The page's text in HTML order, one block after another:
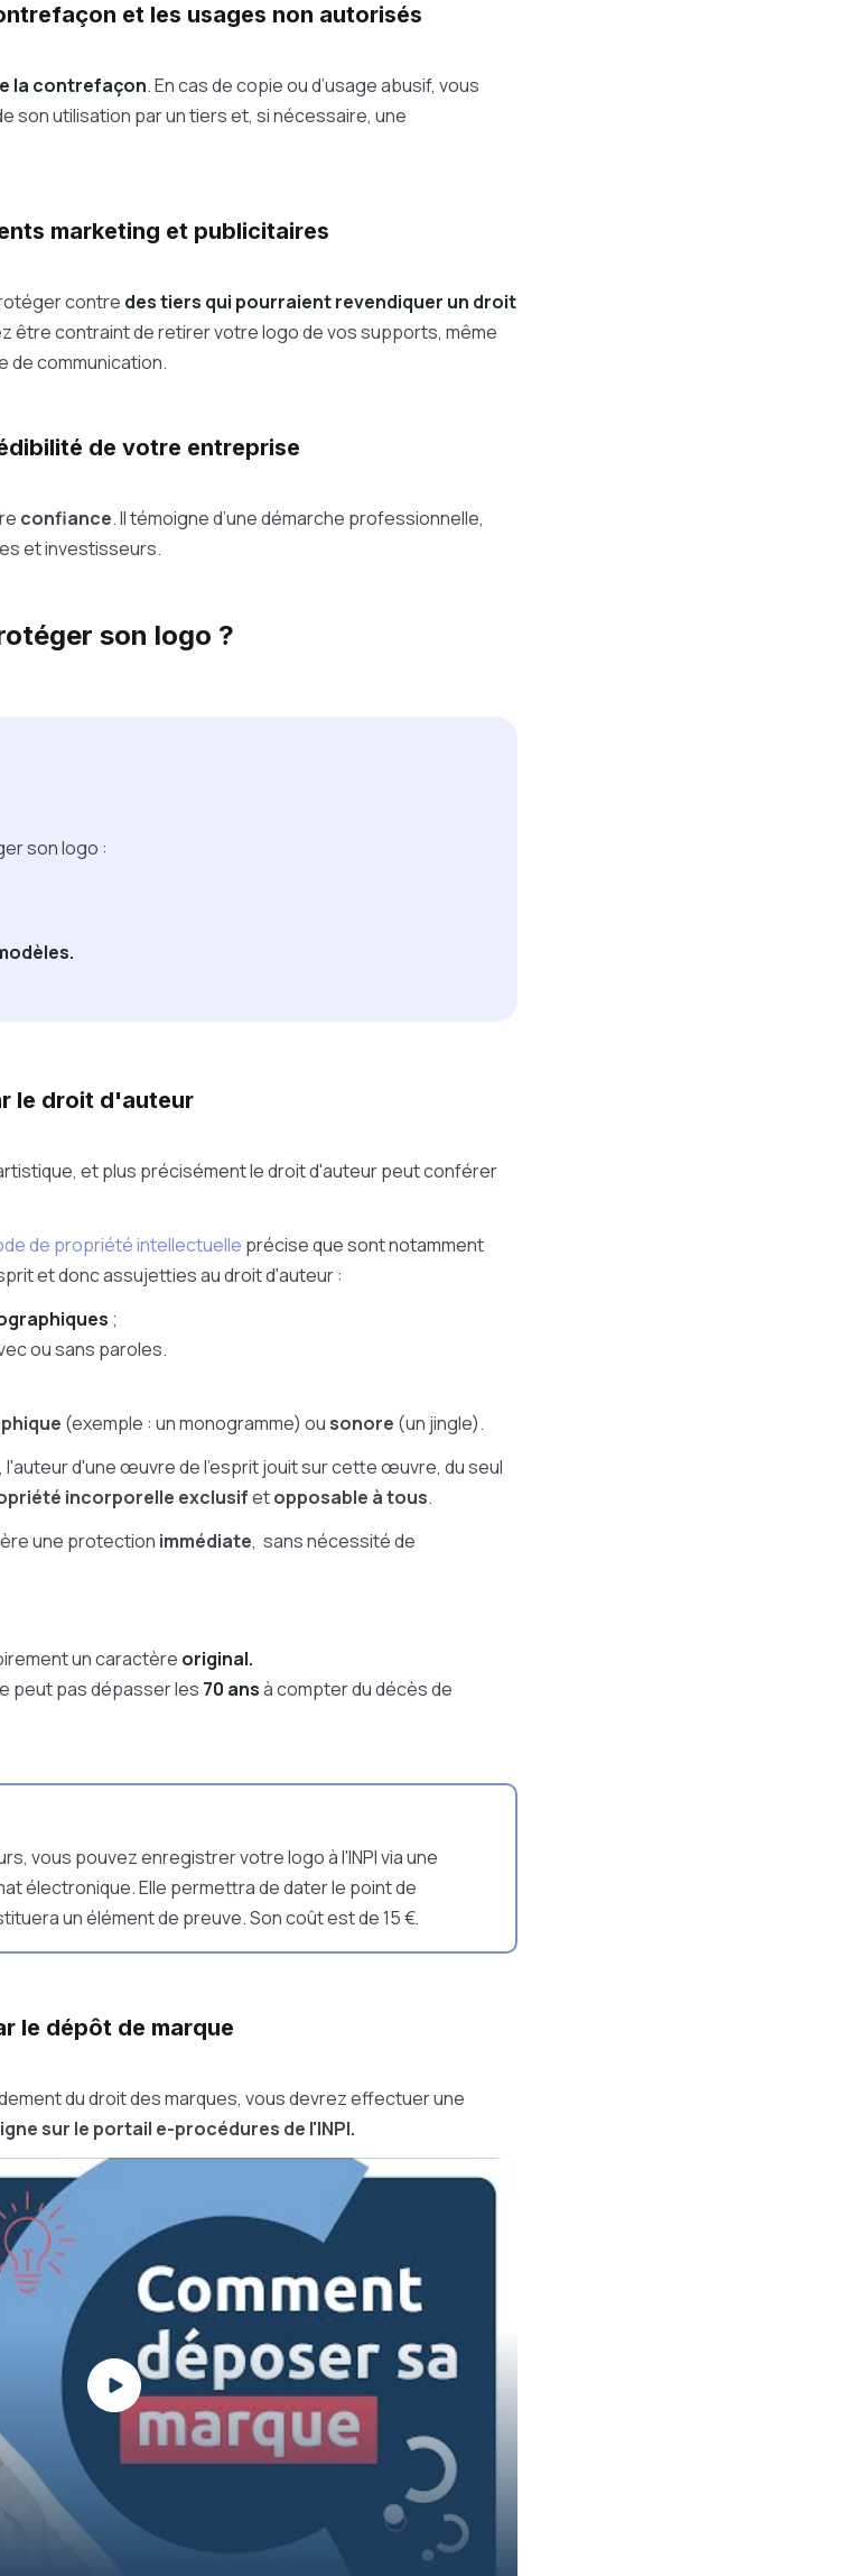
et les usages non autorisés
la contrefaçon. En cas de copie ou d’usage abusif, vous
son utilisation par un tiers et, si nécessaire, une
marketing et publicitaires
contre des tiers qui pourraient revendiquer un droit
être contraint de retirer votre logo de vos supports, même
de communication.
de votre entreprise
confiance. Il témoigne d’une démarche professionnelle,
et investisseurs.
son logo ?
son logo :
le droit d'auteur
et plus précisément le droit d'auteur peut conférer
de propriété intellectuelle précise que sont notamment
et donc assujetties au droit d'auteur :
;
ou sans paroles.
(exemple : un monogramme) ou sonore (un jingle).
, l'auteur d'une œuvre de l'esprit jouit sur cette œuvre, du seul
incorporelle exclusifetopposable à tous.
une protection immédiate, sans nécessité de
un caractère original.
peut pas dépasser les 70 ansà compter du décès de
vous pouvez enregistrer votre logo à l'INPI via une
électronique. Elle permettra de dater le point de
un élément de preuve. Son coût est de 15 €.
le dépôt de marque
du droit des marques, vous devrez effectuer une
sur le portail e-procédures de l'INPI.
Play